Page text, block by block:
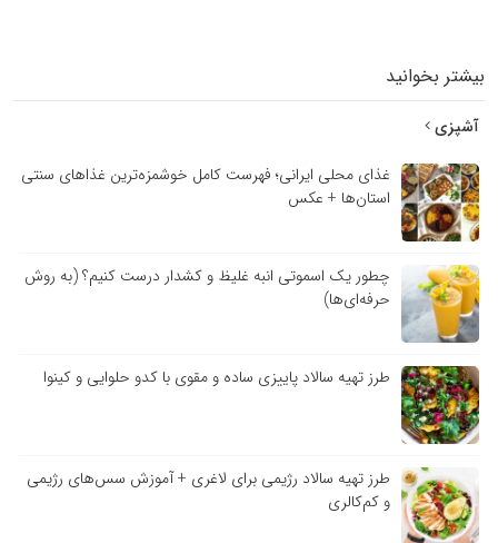
بیشتر بخوانید
آشپزی
غذای محلی ایرانی؛ فهرست کامل خوشمزه‌ترین غذاهای سنتی
استان‌ها + عکس
چطور یک اسموتی انبه غلیظ و کشدار درست کنیم؟ (به روش
حرفه‌ای‌ها)
طرز تهیه سالاد پاییزی ساده و مقوی با کدو حلوایی و کینوا
طرز تهیه سالاد رژیمی برای لاغری + آموزش سس‌های رژیمی
و کم‌کالری